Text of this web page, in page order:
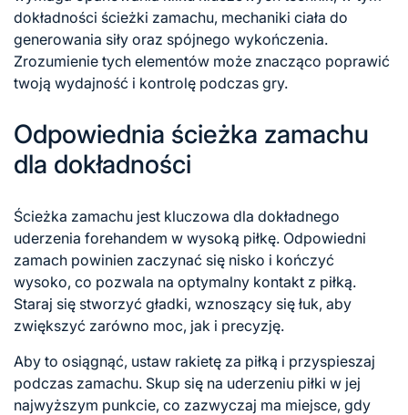
dokładności ścieżki zamachu, mechaniki ciała do
generowania siły oraz spójnego wykończenia.
Zrozumienie tych elementów może znacząco poprawić
twoją wydajność i kontrolę podczas gry.
Odpowiednia ścieżka zamachu
dla dokładności
Ścieżka zamachu jest kluczowa dla dokładnego
uderzenia forehandem w wysoką piłkę. Odpowiedni
zamach powinien zaczynać się nisko i kończyć
wysoko, co pozwala na optymalny kontakt z piłką.
Staraj się stworzyć gładki, wznoszący się łuk, aby
zwiększyć zarówno moc, jak i precyzję.
Aby to osiągnąć, ustaw rakietę za piłką i przyspieszaj
podczas zamachu. Skup się na uderzeniu piłki w jej
najwyższym punkcie, co zazwyczaj ma miejsce, gdy